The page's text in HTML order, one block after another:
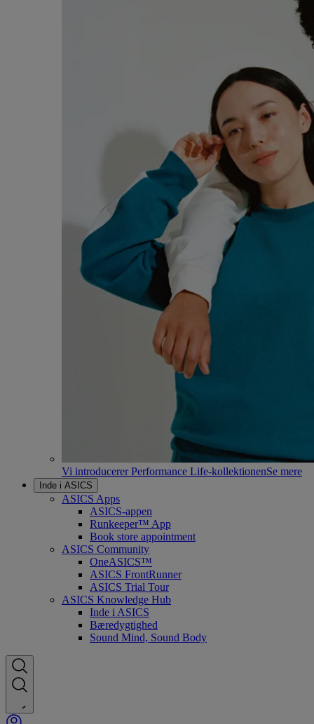
Vi introducerer Performance Life-kollektionenSe mere
Inde i ASICS
ASICS Apps
ASICS-appen
Runkeeper™ App
Book store appointment
ASICS Community
OneASICS™
ASICS FrontRunner
ASICS Trial Tour
ASICS Knowledge Hub
Inde i ASICS
Bæredygtighed
Sound Mind, Sound Body